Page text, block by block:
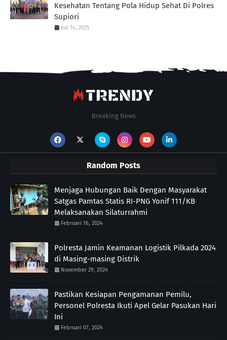
Kesehatan Tentang Pola Hidup Sehat Di Polres
Supiori
Juli 14, 2025
Breaking News
Random Posts
Menjaga Hubungan Baik Dengan Masyarakat
Satgas Pamtas Statis RI-PNG Yonif 111/KB
Melaksanakan Silaturrahmi
Februari 16, 2024
Polresta Jamin Keamanan Logistik Pilkada 2024
di Masing-masing Distrik
November 29, 2024
Pastikan Kesiapan Pengamanan Pemilu,
Personel Polresta Ikuti Apel Gelar Pasukan Hari
Ini
Februari 07, 2024